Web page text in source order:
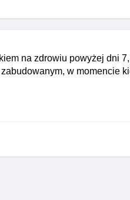
na zdrowiu powyżej dni
zabudowanym, w momencie